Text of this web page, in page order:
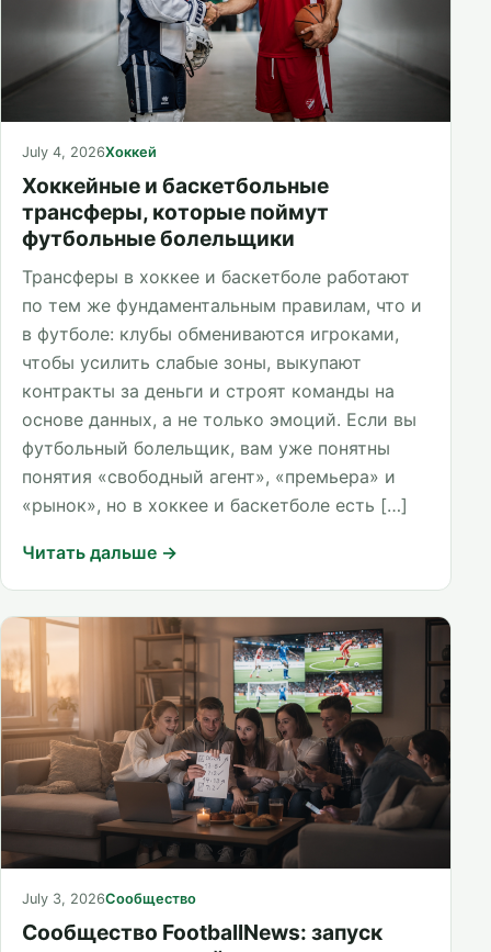
July 4, 2026Хоккей
Хоккейные и баскетбольные
трансферы, которые поймут
футбольные болельщики
Трансферы в хоккее и баскетболе работают
по тем же фундаментальным правилам, что и
в футболе: клубы обмениваются игроками,
чтобы усилить слабые зоны, выкупают
контракты за деньги и строят команды на
основе данных, а не только эмоций. Если вы
футбольный болельщик, вам уже понятны
понятия «свободный агент», «премьера» и
«рынок», но в хоккее и баскетболе есть […]
Читать дальше →
July 3, 2026Сообщество
Сообщество FootballNews: запуск